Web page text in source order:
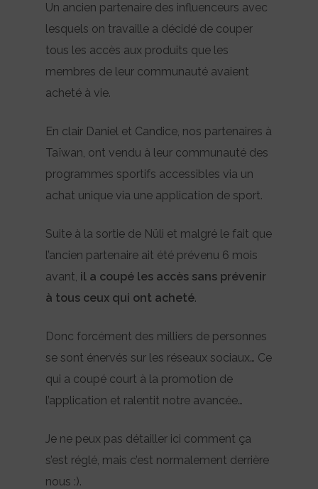
Un ancien partenaire des influenceurs avec
lesquels on travaille a décidé de couper
tous les accès aux produits que les
membres de leur communauté avaient
acheté à vie.
En clair Daniel et Candice, nos partenaires à
Taïwan, ont vendu à leur communauté des
programmes sportifs accessibles via un
achat unique via une application de sport.
Suite à la sortie de Nüli et malgré le fait que
l’ancien partenaire ait été prévenu 6 mois
avant, il a coupé les accès sans prévenir
à tous ceux qui ont acheté.
Donc forcément des milliers de personnes
se sont énervés sur les réseaux sociaux… Ce
qui a coupé court à la promotion de
l’application et ralentit notre avancée…
Je ne peux pas détailler ici comment ça
s’est réglé, mais c’est normalement derrière
nous :).